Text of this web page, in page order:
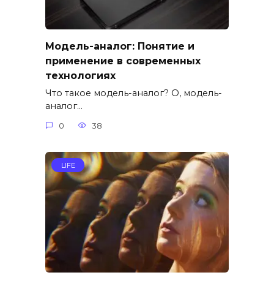
Модель-аналог: Понятие и
применение в современных
технологиях
Что такое модель-аналог? О, модель-
аналог…
0 38
LIFE